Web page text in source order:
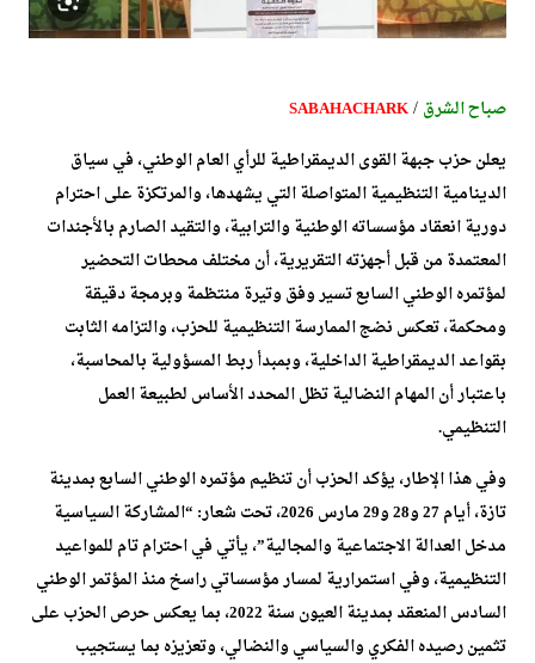
صباح الشرق/
SABAHACHARK
يعلن حزب جبهة القوى الديمقراطية للرأي العام الوطني، في سياق
الدينامية التنظيمية المتواصلة التي يشهدها، والمرتكزة على احترام
دورية انعقاد مؤسساته الوطنية والترابية، والتقيد الصارم بالأجندات
المعتمدة من قبل أجهزته التقريرية، أن مختلف محطات التحضير
لمؤتمره الوطني السابع تسير وفق وتيرة منتظمة وبرمجة دقيقة
ومحكمة، تعكس نضج الممارسة التنظيمية للحزب، والتزامه الثابت
بقواعد الديمقراطية الداخلية، وبمبدأ ربط المسؤولية بالمحاسبة،
باعتبار أن المهام النضالية تظل المحدد الأساس لطبيعة العمل
التنظيمي.
وفي هذا الإطار، يؤكد الحزب أن تنظيم مؤتمره الوطني السابع بمدينة
تازة، أيام 27 و28 و29 مارس 2026، تحت شعار: “المشاركة السياسية
مدخل العدالة الاجتماعية والمجالية”، يأتي في احترام تام للمواعيد
التنظيمية، وفي استمرارية لمسار مؤسساتي راسخ منذ المؤتمر الوطني
السادس المنعقد بمدينة العيون سنة 2022، بما يعكس حرص الحزب على
تثمين رصيده الفكري والسياسي والنضالي، وتعزيزه بما يستجيب